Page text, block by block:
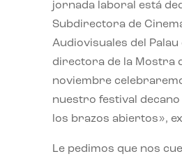
jornada laboral está
Subdirectora de
Audiovisuales del Palau
directora de la Mostra
noviembre
nuestro festival
los brazos abiertos»,
Le pedimos que nos